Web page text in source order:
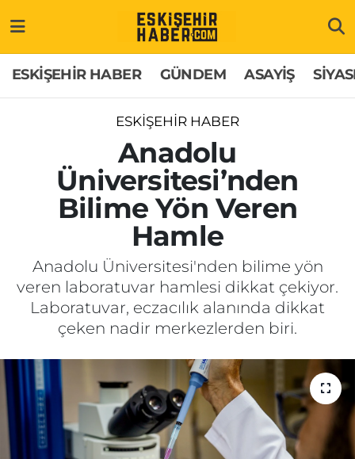
ESKİŞEHİR HABER GÜNDEM ASAYİŞ
ESKİŞEHİR HABER
Anadolu
Üniversitesi’nden
Bilime Yön Veren
Hamle
Anadolu Üniversitesi'nden bilime yön
veren laboratuvar hamlesi dikkat çekiyor.
Laboratuvar, eczacılık alanında dikkat
çeken nadir merkezlerden biri.
GÜNDEM
SİYASET
EKONOMİ
SAĞLIK
EĞİTİM
MAGAZİN
ESKİŞEHİRSPOR
Hakkımızda
Künye
Odunpazarı Trafik Yoğunluk Haritası
Süper Lig Puan Durumu ve Fikstür
Tüm Manşetler
Son Dakika Haberleri
Haber Arşivi